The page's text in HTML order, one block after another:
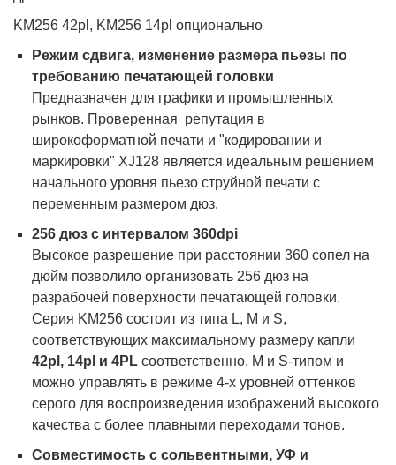
KM256 42pl, KM256 14pl опционально
Режим сдвига, изменение размера пьезы по
требованию печатающей головки
Предназначен для графики и промышленных
рынков. Проверенная репутация в
широкоформатной печати и "кодировании и
маркировки" XJ128 является идеальным решением
начального уровня пьезо струйной печати с
переменным размером дюз.
256 дюз с интервалом 360dpi
Высокое разрешение при расстоянии 360 сопел на
дюйм позволило организовать 256 дюз на
разрабочей поверхности печатающей головки.
Серия KM256 состоит из типа L, M и S,
соответствующих максимальному размеру капли
42pl, 14pl и 4PLсоответственно. М и S-типом и
можно управлять в режиме 4-х уровней оттенков
серого для воспроизведения изображений высокого
качества с более плавными переходами тонов.
Совместимость с сольвентными, УФ и